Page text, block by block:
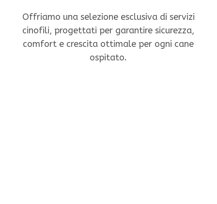
Offriamo una selezione esclusiva di servizi
cinofili, progettati per garantire sicurezza,
comfort e crescita ottimale per ogni cane
ospitato.